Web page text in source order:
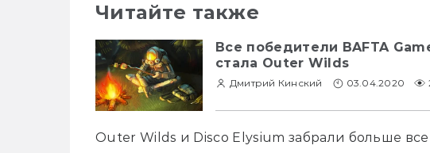
Читайте также
Все победители BAFTA
стала Outer Wilds
Дмитрий Кинский 03.04.2020
Outer Wilds и Disco Elysium забрали больше